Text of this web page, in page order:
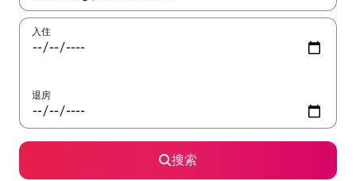
入住
退房
搜索